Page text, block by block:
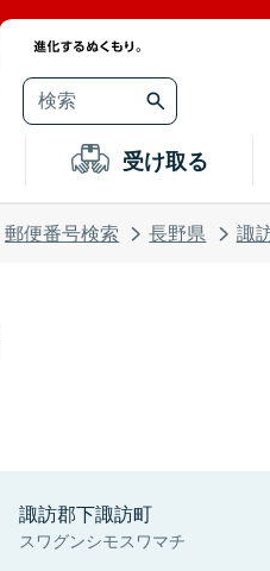
受け取る
郵便番号検索 長野県 諏
諏訪郡下諏訪町
スワグンシモスワマチ